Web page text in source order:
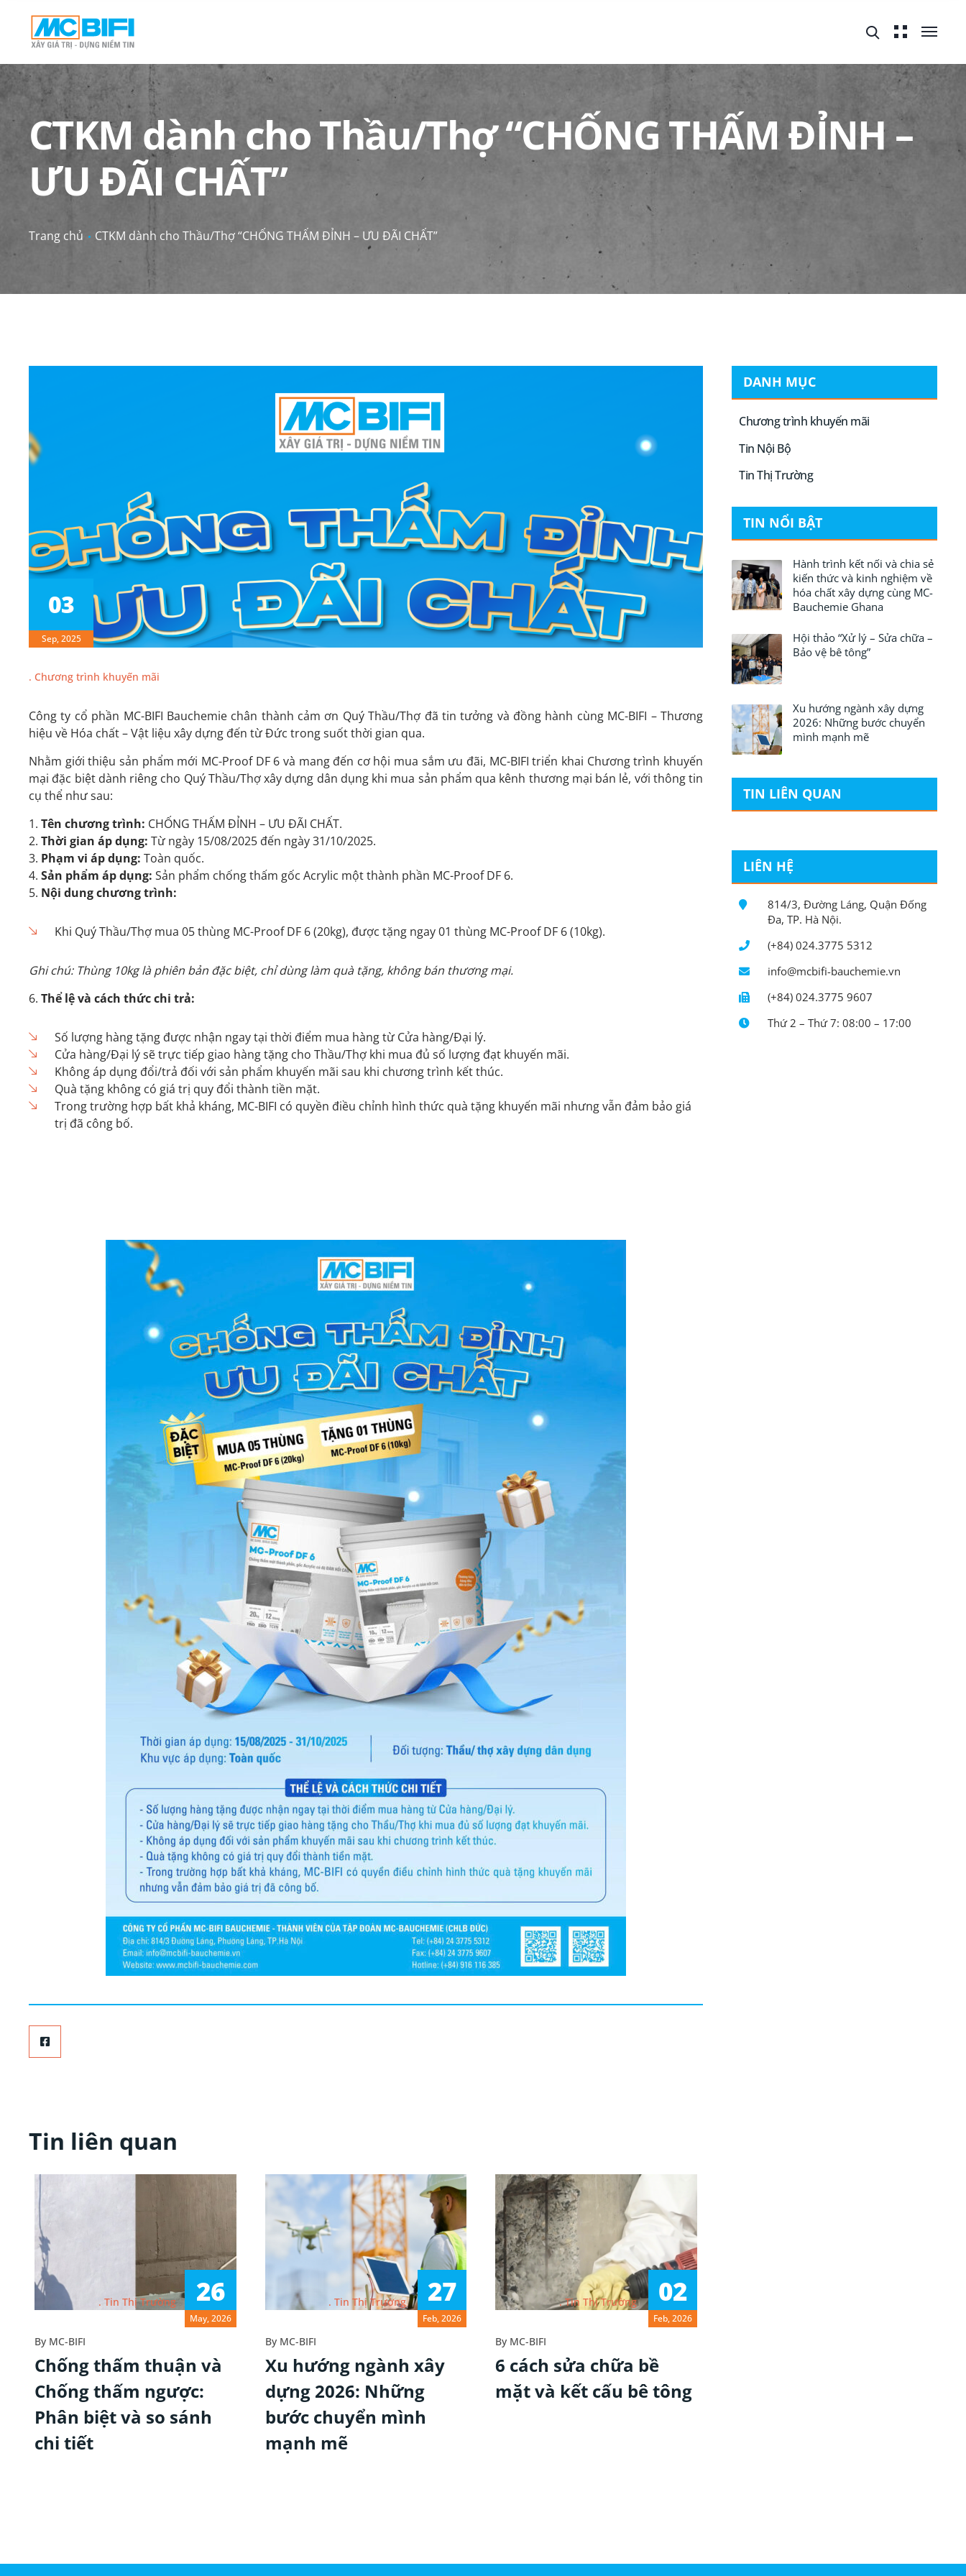
CTKM dành cho Thầu/Thợ “CHỐNG THẤM ĐỈNH –
ƯU ĐÃI CHẤT”
Trang chủ CTKM dành cho Thầu/Thợ “CHỐNG THẤM ĐỈNH – ƯU ĐÃI CHẤT”
03
Sep, 2025
Chương trình khuyến mãi
Công ty cổ phần MC-BIFI Bauchemie chân thành cảm ơn Quý Thầu/Thợ đã tin tưởng và đồng hành cùng MC-BIFI – Thương
hiệu về Hóa chất – Vật liệu xây dựng đến từ Đức trong suốt thời gian qua.
Nhằm giới thiệu sản phẩm mới MC-Proof DF 6 và mang đến cơ hội mua sắm ưu đãi, MC-BIFI triển khai Chương trình khuyến
mại đặc biệt dành riêng cho Quý Thầu/Thợ xây dựng dân dụng khi mua sản phẩm qua kênh thương mại bán lẻ, với thông tin
cụ thể như sau:
Tên chương trình: CHỐNG THẤM ĐỈNH – ƯU ĐÃI CHẤT.
Thời gian áp dụng: Từ ngày 15/08/2025 đến ngày 31/10/2025.
Phạm vi áp dụng: Toàn quốc.
Sản phẩm áp dụng: Sản phẩm chống thấm gốc Acrylic một thành phần MC-Proof DF 6.
Nội dung chương trình:
Khi Quý Thầu/Thợ mua 05 thùng MC-Proof DF 6 (20kg), được tặng ngay 01 thùng MC-Proof DF 6 (10kg).
Ghi chú: Thùng 10kg là phiên bản đặc biệt, chỉ dùng làm quà tặng, không bán thương mại.
Thể lệ và cách thức chi trả:
Số lượng hàng tặng được nhận ngay tại thời điểm mua hàng từ Cửa hàng/Đại lý.
Cửa hàng/Đại lý sẽ trực tiếp giao hàng tặng cho Thầu/Thợ khi mua đủ số lượng đạt khuyến mãi.
Không áp dụng đổi/trả đối với sản phẩm khuyến mãi sau khi chương trình kết thúc.
Quà tặng không có giá trị quy đổi thành tiền mặt.
Trong trường hợp bất khả kháng, MC-BIFI có quyền điều chỉnh hình thức quà tặng khuyến mãi nhưng vẫn đảm bảo giá
trị đã công bố.
Tin liên quan
Tin Thị Trường 26
May, 2026
By MC-BIFI
Chống thấm thuận và
Chống thấm ngược:
Phân biệt và so sánh
chi tiết
Tin Thị Trường 27
Feb, 2026
By MC-BIFI
Xu hướng ngành xây
dựng 2026: Những
bước chuyển mình
mạnh mẽ
Tin Thị Trường 02
Feb, 2026
By MC-BIFI
6 cách sửa chữa bề
mặt và kết cấu bê tông
DANH MỤC
Chương trình khuyến mãi
Tin Nội Bộ
Tin Thị Trường
TIN NỔI BẬT
Hành trình kết nối và chia sẻ
kiến thức và kinh nghiệm về
hóa chất xây dựng cùng MC-
Bauchemie Ghana
Hội thảo “Xử lý – Sửa chữa –
Bảo vệ bê tông”
Xu hướng ngành xây dựng
2026: Những bước chuyển
mình mạnh mẽ
TIN LIÊN QUAN
LIÊN HỆ
814/3, Đường Láng, Quận Đống
Đa, TP. Hà Nội.
(+84) 024.3775 5312
info@mcbifi-bauchemie.vn
(+84) 024.3775 9607
Thứ 2 – Thứ 7: 08:00 – 17:00